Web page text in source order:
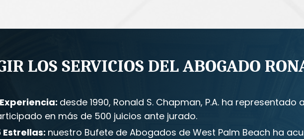
LOS SERVICIOS DEL ABOGADO
desde 1990, Ronald S. Chapman, P.A. ha
en más de 500 juicios ante jurado.
Estrellas: nuestro Bufete de Abogados de West Palm Beach ha